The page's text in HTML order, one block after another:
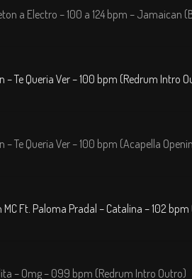
a Electro – 100 a 124 bpm – Jamaican
– Te Queria Ver – 100 bpm (Redrum Intro
– Te Queria Ver – 100 bpm (Acapella
MC Ft. Paloma Pradal – Catalina – 102
– Omg – 099 bpm (Redrum Intro Outro)